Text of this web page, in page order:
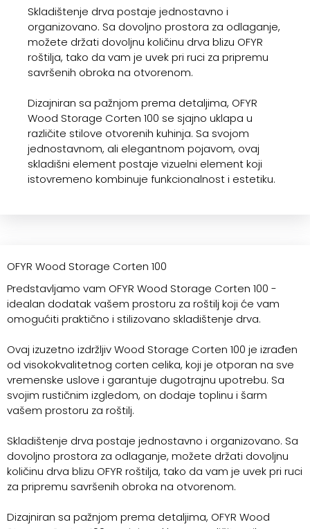
Skladištenje drva postaje jednostavno i
organizovano. Sa dovoljno prostora za odlaganje,
možete držati dovoljnu količinu drva blizu OFYR
roštilja, tako da vam je uvek pri ruci za pripremu
savršenih obroka na otvorenom.
Dizajniran sa pažnjom prema detaljima, OFYR
Wood Storage Corten 100 se sjajno uklapa u
različite stilove otvorenih kuhinja. Sa svojom
jednostavnom, ali elegantnom pojavom, ovaj
skladišni element postaje vizuelni element koji
istovremeno kombinuje funkcionalnost i estetiku.
OFYR Wood Storage Corten 100
Predstavljamo vam OFYR Wood Storage Corten 100 -
idealan dodatak vašem prostoru za roštilj koji će vam
omogućiti praktično i stilizovano skladištenje drva.
Ovaj izuzetno izdržljiv Wood Storage Corten 100 je izrađen
od visokokvalitetnog corten celika, koji je otporan na sve
vremenske uslove i garantuje dugotrajnu upotrebu. Sa
svojim rustičnim izgledom, on dodaje toplinu i šarm
vašem prostoru za roštilj.
Skladištenje drva postaje jednostavno i organizovano. Sa
dovoljno prostora za odlaganje, možete držati dovoljnu
količinu drva blizu OFYR roštilja, tako da vam je uvek pri ruci
za pripremu savršenih obroka na otvorenom.
Dizajniran sa pažnjom prema detaljima, OFYR Wood